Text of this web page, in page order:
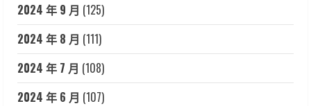
2024 年 9 月 (125)
2024 年 8 月 (111)
2024 年 7 月 (108)
2024 年 6 月 (107)